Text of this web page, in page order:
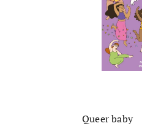
Queer baby